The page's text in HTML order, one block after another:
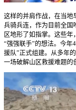
这样的并肩作战，在当地
兵骑兵连，作为目前全国
区地形了如指掌。这些
“强强联手”的想法。今年
援队”正式组建。从多年
一场破解山区救援难题的